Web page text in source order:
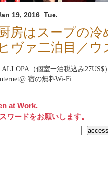
19, 2016_Tue.
房はスープの冷
ヒヴァ二泊目／
OPA（個室一泊税込み27US$
宿の無料Wi-Fi
at Work.
ワードをお願いします。